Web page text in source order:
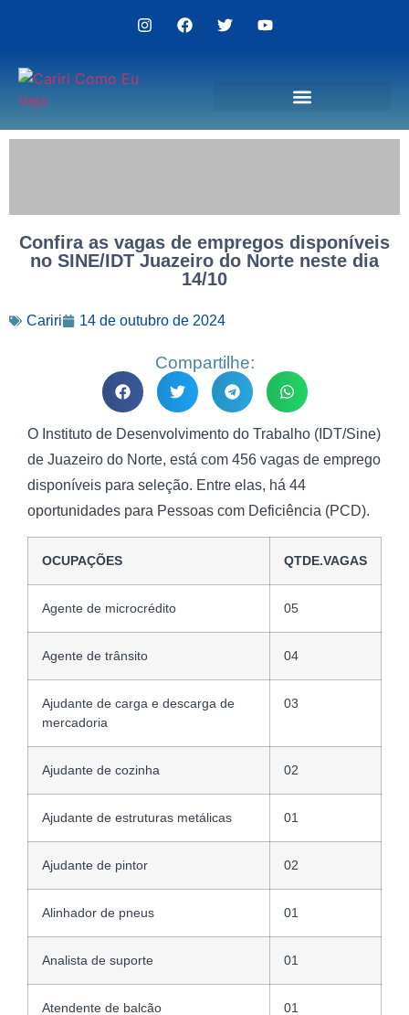
Confira as vagas de empregos disponíveis
no SINE/IDT Juazeiro do Norte neste dia
14/10
Cariri 14 de outubro de 2024
Compartilhe:
O Instituto de Desenvolvimento do Trabalho (IDT/Sine)
de Juazeiro do Norte, está com 456 vagas de emprego
disponíveis para seleção. Entre elas, há 44
oportunidades para Pessoas com Deficiência (PCD).
OCUPAÇÕES QTDE.VAGAS
Agente de microcrédito 05
Agente de trânsito 04
Ajudante de carga e descarga de
mercadoria
03
Ajudante de cozinha 02
Ajudante de estruturas metálicas 01
Ajudante de pintor 02
Alinhador de pneus 01
Analista de suporte 01
Atendente de balcão 01